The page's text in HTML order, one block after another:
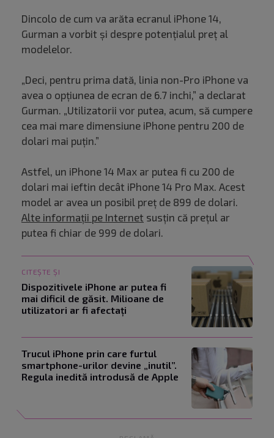
Dincolo de cum va arăta ecranul iPhone 14,
Gurman a vorbit și despre potențialul preț al
modelelor.
„Deci, pentru prima dată, linia non-Pro iPhone va
avea o opțiunea de ecran de 6.7 inchi,” a declarat
Gurman. „Utilizatorii vor putea, acum, să cumpere
cea mai mare dimensiune iPhone pentru 200 de
dolari mai puțin.”
Astfel, un iPhone 14 Max ar putea fi cu 200 de
dolari mai ieftin decât iPhone 14 Pro Max. Acest
model ar avea un posibil preț de 899 de dolari.
Alte informații pe Internet susțin că prețul ar
putea fi chiar de 999 de dolari.
CITEȘTE ȘI
Dispozitivele iPhone ar putea fi
mai dificil de găsit. Milioane de
utilizatori ar fi afectați
Trucul iPhone prin care furtul
smartphone-urilor devine „inutil”.
Regula inedită introdusă de Apple